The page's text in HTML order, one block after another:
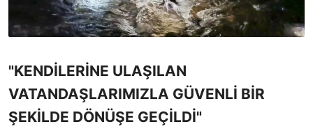
"KENDİLERİNE ULAŞILAN
VATANDAŞLARIMIZLA GÜVENLİ BİR
ŞEKİLDE DÖNÜŞE GEÇİLDİ"